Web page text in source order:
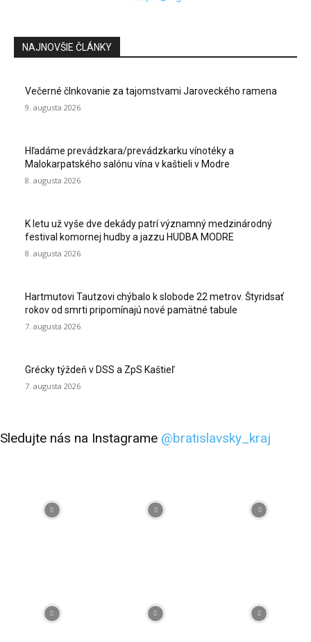
NAJNOVŠIE ČLÁNKY
Večerné člnkovanie za tajomstvami Jaroveckého ramena
9. augusta 2026
Hľadáme prevádzkara/prevádzkarku vínotéky a
Malokarpatského salónu vína v kaštieli v Modre
8. augusta 2026
K letu už vyše dve dekády patrí významný medzinárodný
festival komornej hudby a jazzu HUDBA MODRE
8. augusta 2026
Hartmutovi Tautzovi chýbalo k slobode 22 metrov. Štyridsať
rokov od smrti pripomínajú nové pamätné tabule
7. augusta 2026
Grécky týždeň v DSS a ZpS Kaštieľ
7. augusta 2026
Sledujte nás na Instagrame @bratislavsky_kraj